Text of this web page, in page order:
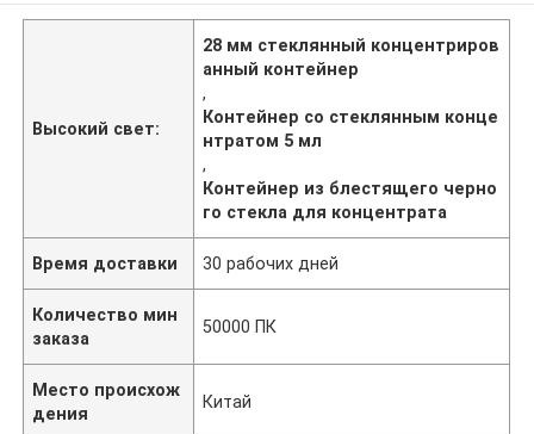
Высокий свет:
28 мм стеклянный концентриров
анный контейнер
,
Контейнер со стеклянным конце
нтратом 5 мл
,
Контейнер из блестящего черно
го стекла для концентрата
Время доставки 30 рабочих дней
Количество мин
заказа
50000 ПК
Место происхож
дения
Китай